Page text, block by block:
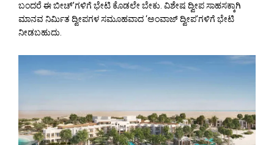
ಬಂದರೆ ಈ ಬೀಚ್’ಗಳಿಗೆ ಭೇಟಿ ಕೊಡಲೇ ಬೇಕು. ವಿಶೇಷ ದ್ವೀಪ ಸಾಹಸಕ್ಕಾಗಿ
ಮಾನವ ನಿರ್ಮಿತ ದ್ವೀಪಗಳ ಸಮೂಹವಾದ ‘ಅಂವಾಜ್ ದ್ವೀಪ’ಗಳಿಗೆ ಭೇಟಿ
ನೀಡಬಹುದು.